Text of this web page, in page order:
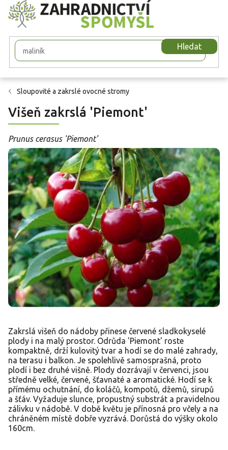
Přejít
na
obsah
Hledat
Sloupovité a zakrslé ovocné stromy
Višeň zakrslá 'Piemont'
Prunus cerasus 'Piemont'
Zakrslá višeň do nádoby přinese červené sladkokyselé
plody i na malý prostor. Odrůda 'Piemont' roste
kompaktně, drží kulovitý tvar a hodí se do malé zahrady,
na terasu i balkon. Je spolehlivě samosprašná, proto
plodí i bez druhé višně. Plody dozrávají v červenci, jsou
středně velké, červené, šťavnaté a aromatické. Hodí se k
přímému ochutnání, do koláčů, kompotů, džemů, sirupů
a šťáv. Vyžaduje slunce, propustný substrát a pravidelnou
zálivku v nádobě. V době květu je přínosná pro včely a na
chráněném místě dobře vyzrává. Dorůstá do výšky okolo
160cm.